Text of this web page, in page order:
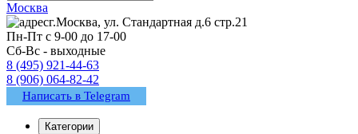
Москва
г.Москва, ул. Стандартная д.6 стр.21
Пн-Пт с 9-00 до 17-00
Сб-Вс - выходные
8 (495) 921-44-63
8 (906) 064-82-42
Написать в Telegram
Категории